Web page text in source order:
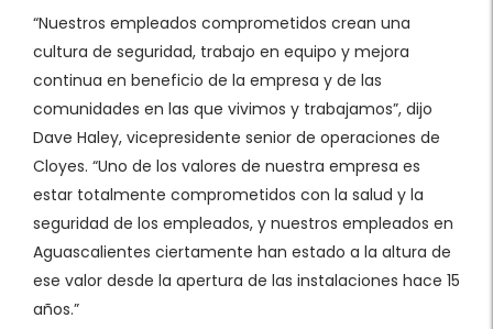
“Nuestros empleados comprometidos crean una
cultura de seguridad, trabajo en equipo y mejora
continua en beneficio de la empresa y de las
comunidades en las que vivimos y trabajamos”, dijo
Dave Haley, vicepresidente senior de operaciones de
Cloyes. “Uno de los valores de nuestra empresa es
estar totalmente comprometidos con la salud y la
seguridad de los empleados, y nuestros empleados en
Aguascalientes ciertamente han estado a la altura de
ese valor desde la apertura de las instalaciones hace 15
años.”